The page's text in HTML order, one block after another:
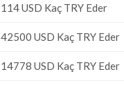
114 USD Kaç TRY Eder
42500 USD Kaç TRY Eder
14778 USD Kaç TRY Eder